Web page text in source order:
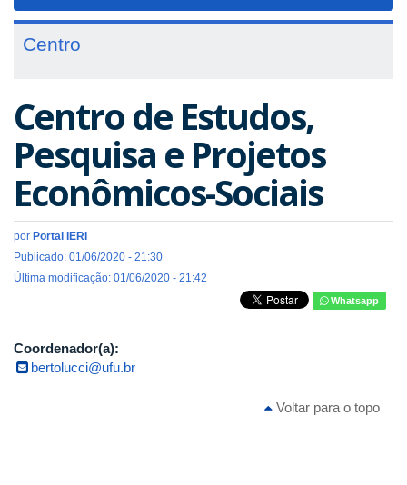
Centro
Centro de Estudos,
Pesquisa e Projetos
Econômicos-Sociais
por Portal IERI
Publicado: 01/06/2020 - 21:30
Última modificação: 01/06/2020 - 21:42
Whatsapp
Coordenador(a):
bertolucci@ufu.br
Voltar para o topo